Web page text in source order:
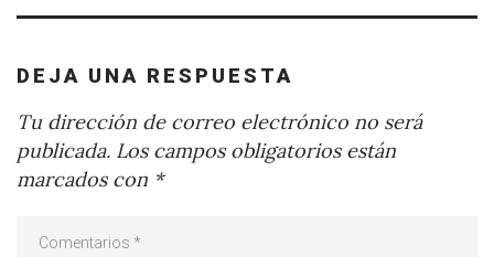
DEJA UNA RESPUESTA
Tu dirección de correo electrónico no será
publicada. Los campos obligatorios están
marcados con *